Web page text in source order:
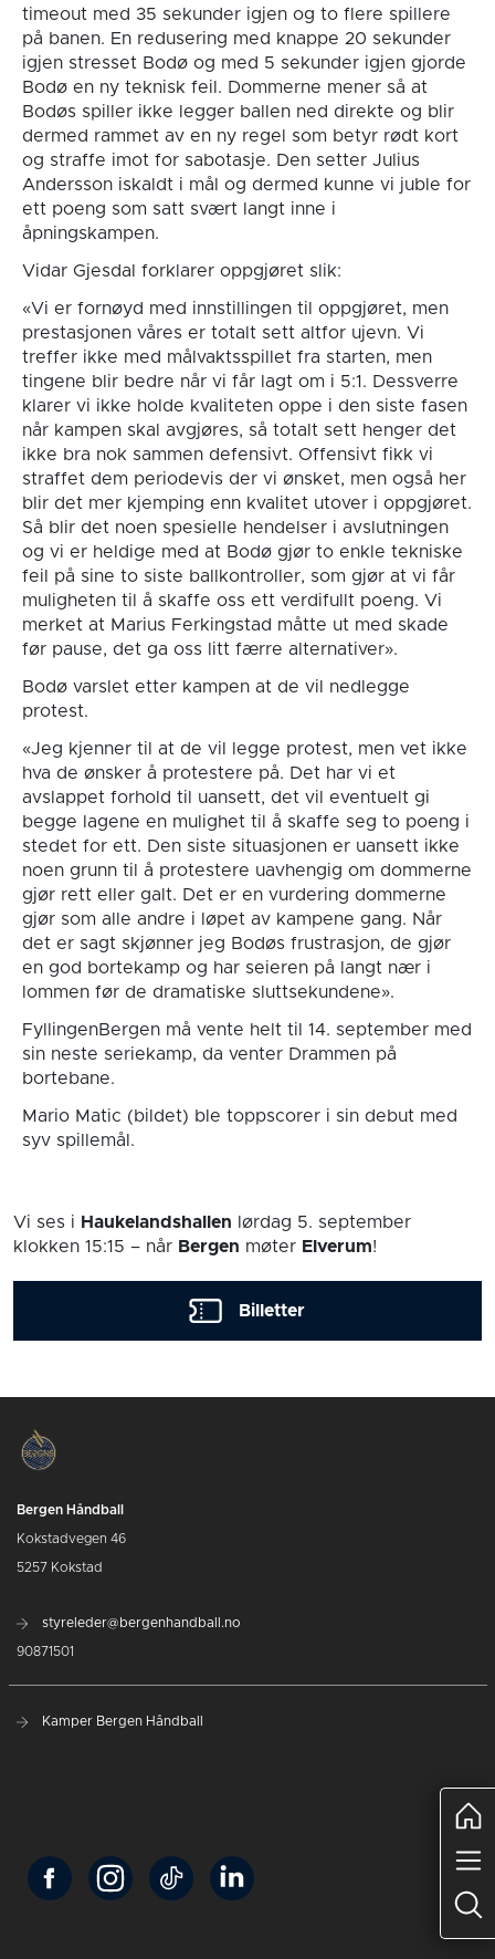
timeout med 35 sekunder igjen og to flere spillere
på banen. En redusering med knappe 20 sekunder
igjen stresset Bodø og med 5 sekunder igjen gjorde
Bodø en ny teknisk feil. Dommerne mener så at
Bodøs spiller ikke legger ballen ned direkte og blir
dermed rammet av en ny regel som betyr rødt kort
og straffe imot for sabotasje. Den setter Julius
Andersson iskaldt i mål og dermed kunne vi juble for
ett poeng som satt svært langt inne i
åpningskampen.
Vidar Gjesdal forklarer oppgjøret slik:
«Vi er fornøyd med innstillingen til oppgjøret, men
prestasjonen våres er totalt sett altfor ujevn. Vi
treffer ikke med målvaktsspillet fra starten, men
tingene blir bedre når vi får lagt om i 5:1. Dessverre
klarer vi ikke holde kvaliteten oppe i den siste fasen
når kampen skal avgjøres, så totalt sett henger det
ikke bra nok sammen defensivt. Offensivt fikk vi
straffet dem periodevis der vi ønsket, men også her
blir det mer kjemping enn kvalitet utover i oppgjøret.
Så blir det noen spesielle hendelser i avslutningen
og vi er heldige med at Bodø gjør to enkle tekniske
feil på sine to siste ballkontroller, som gjør at vi får
muligheten til å skaffe oss ett verdifullt poeng. Vi
merket at Marius Ferkingstad måtte ut med skade
før pause, det ga oss litt færre alternativer».
Bodø varslet etter kampen at de vil nedlegge
protest.
«Jeg kjenner til at de vil legge protest, men vet ikke
hva de ønsker å protestere på. Det har vi et
avslappet forhold til uansett, det vil eventuelt gi
begge lagene en mulighet til å skaffe seg to poeng i
stedet for ett. Den siste situasjonen er uansett ikke
noen grunn til å protestere uavhengig om dommerne
gjør rett eller galt. Det er en vurdering dommerne
gjør som alle andre i løpet av kampene gang. Når
det er sagt skjønner jeg Bodøs frustrasjon, de gjør
en god bortekamp og har seieren på langt nær i
lommen før de dramatiske sluttsekundene».
FyllingenBergen må vente helt til 14. september med
sin neste seriekamp, da venter Drammen på
bortebane.
Mario Matic (bildet) ble toppscorer i sin debut med
syv spillemål.
Vi ses i Haukelandshallen lørdag 5. september
klokken 15:15 – når Bergen møter Elverum!
Billetter
Bergen Håndball
Kokstadvegen 46
5257 Kokstad
styreleder@bergenhandball.no
90871501
Kamper Bergen Håndball